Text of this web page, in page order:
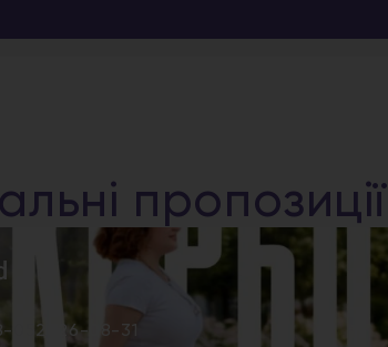
пропозиції
05 2026-08-31